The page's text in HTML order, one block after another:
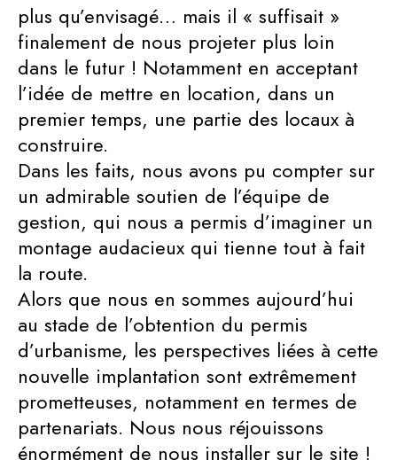
plus qu’envisagé… mais il « suffisait »
finalement de nous projeter plus loin
dans le futur ! Notamment en acceptant
l’idée de mettre en location, dans un
premier temps, une partie des locaux à
construire.
Dans les faits, nous avons pu compter sur
un admirable soutien de l’équipe de
gestion, qui nous a permis d’imaginer un
montage audacieux qui tienne tout à fait
la route.
Alors que nous en sommes aujourd’hui
au stade de l’obtention du permis
d’urbanisme, les perspectives liées à cette
nouvelle implantation sont extrêmement
prometteuses, notamment en termes de
partenariats. Nous nous réjouissons
énormément de nous installer sur le site !